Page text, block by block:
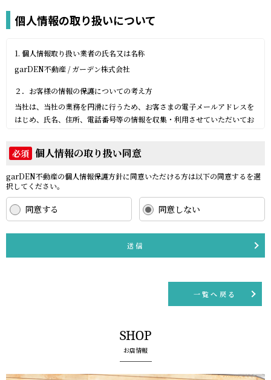
個人情報の取り扱いについて
1. 個人情報取り扱い業者の氏名又は名称
garDEN不動産 / ガーデン株式会社
２．お客様の情報の保護についての考え方
当社は、当社の業務を円滑に行うため、お客さまの電子メールアドレスを
はじめ、氏名、住所、電話番号等の情報を収集・利用させていただいてお
当社は、これらのお客さまの個人情報（以下「お客さま情報」といいま
す。）の適正な保護を重大な責務と認識し、この責務を果たすために、次
(1) お客さま情報に適用される個人情報の保護に関する法律その他の関係
法令を遵守し、適切に取り扱います。また、適宜取扱いの改善に努めま
す。
(2) お客さま情報の取扱いに関する規程を明確にし、従業者に周知徹底し
ます。また、取引先等に対しても適切にお客さま情報を取り扱うように要
(3) お客さま情報の収集に際しては、利用目的を特定して通知または公表
(4) お客さま情報の漏洩、紛失、改ざん等を防止するために必要な 対策を
具体的には、以下の内容に従ってお客さま情報の取り扱いをいたします。
必須 個人情報の取り扱い同意
garDEN不動産の個人情報保護方針に同意いただける方は以下の同意するを選
択してください。
同意する 同意しない
送信
一覧へ戻る
SHOP
お店情報